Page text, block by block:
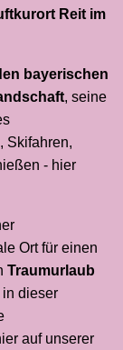
Reit im
bayerischen
, seine
Skifahren,
- hier
Ort für einen
Traumurlaub
dieser
auf unserer